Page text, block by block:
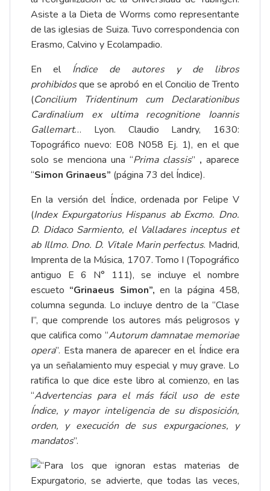
Asiste a la Dieta de Worms como representante
de las iglesias de Suiza. Tuvo correspondencia con
Erasmo, Calvino y Ecolampadio.
En el Índice de autores y de libros
prohibidosque se aprobó en el Concilio de Trento
(Concilium Tridentinum cum Declarationibus
Cardinalium ex ultima recognitione Ioannis
Gallemart… Lyon. Claudio Landry, 1630:
Topográfico nuevo: E08 N058 Ej. 1), en el que
solo se menciona una “Prima classis” , aparece
“Simon Grinaeus” (página 73 del Índice).
En la versión del Índice, ordenada por Felipe V
(Index Expurgatorius Hispanus ab Excmo. Dno.
D. Didaco Sarmiento, el Valladares inceptus et
ab Illmo. Dno. D. Vitale Marin perfectus. Madrid,
Imprenta de la Música, 1707. Tomo I (Topográfico
antiguo E 6 N° 111), se incluye el nombre
escueto “Grinaeus Simon”, en la página 458,
columna segunda. Lo incluye dentro de la “Clase
I”, que comprende los autores más peligrosos y
que califica como “Autorum damnatae memoriae
opera”. Esta manera de aparecer en el Índice era
ya un señalamiento muy especial y muy grave. Lo
ratifica lo que dice este libro al comienzo, en las
“Advertencias para el más fácil uso de este
Índice, y mayor inteligencia de su disposición,
orden, y execución de sus expurgaciones, y
mandatos”.